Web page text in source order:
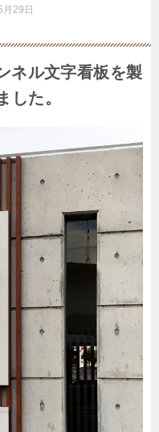
29日
ネル文字看板を製
した。